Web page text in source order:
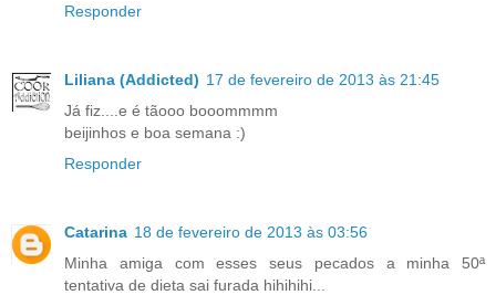
Responder
Liliana (Addicted) 17 de fevereiro de 2013 às 21:45
Já fiz....e é tãooo booommmm
beijinhos e boa semana :)
Responder
Catarina 18 de fevereiro de 2013 às 03:56
Minha amiga com esses seus pecados a minha 50ª
tentativa de dieta sai furada hihihihi...